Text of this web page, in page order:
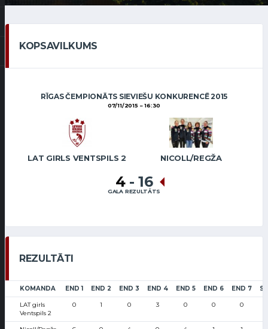
KOPSAVILKUMS
RĪGAS ČEMPIONĀTS SIEVIEŠU KONKURENCĒ 2015
07/11/2015 16:30
LAT GIRLS VENTSPILS 2 NICOLL/REGŽA
4 - 16
GALA REZULTĀTS
REZULTĀTI
KOMANDA END 1 END 2 END 3 END 4 END 5 END 6 END 7
LAT girls
Ventspils 2
0 1 0 3 0 0 0